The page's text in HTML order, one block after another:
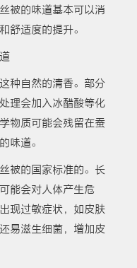
被的味道基本可以消
舒适度的提升。
种自然的清香。部分
理会加入冰醋酸等化
物质可能会残留在蚕
味道。
被的国家标准的。长
能会对人体产生危
现过敏症状，如皮肤
易滋生细菌，增加皮